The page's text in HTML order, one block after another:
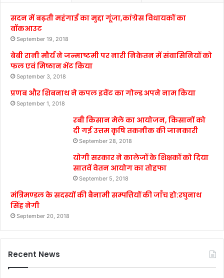
सदन में बढ़ती महंगाई का मुद्दा गूंजा,कांग्रेस विधायकों का
वॉकआउट
September 19, 2018
बेबी रानी मौर्य ने जन्माष्टमी पर नारी निकेतन में संवासिनियों को
फल एवं मिष्ठान भेंट किया
September 3, 2018
प्रणब और शिबनाथ ने कपल इवेंट का गोल्ड अपने नाम किया
September 1, 2018
रबी किसान मेले का आयोजन, किसानों को
दी गई उत्तम कृषि तकनीक की जानकारी
September 28, 2018
योगी सरकार ने कालेजों के शिक्षकों को दिया
सातवें वेतन आयोग का तोहफा
September 5, 2018
मंत्रिमण्डल के सदस्यों की बैनामी सम्पत्तियों की जाँच हो:रघुनाथ
सिंह नेगी
September 20, 2018
Recent News